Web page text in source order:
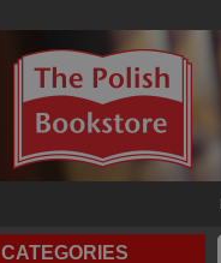
CATEGORIES